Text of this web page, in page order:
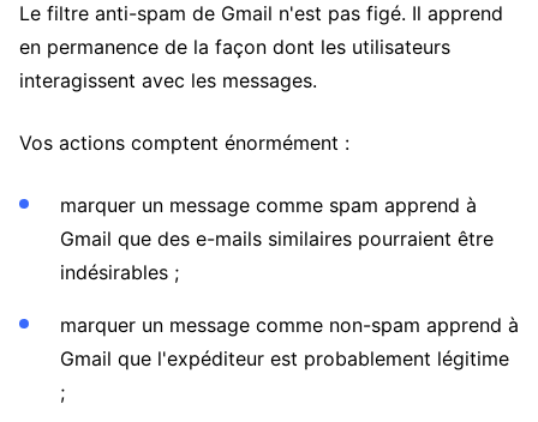
Le filtre anti-spam de Gmail n'est pas figé. Il apprend
en permanence de la façon dont les utilisateurs
interagissent avec les messages.
Vos actions comptent énormément :
marquer un message comme spam apprend à
Gmail que des e-mails similaires pourraient être
indésirables ;
marquer un message comme non-spam apprend à
Gmail que l'expéditeur est probablement légitime
;